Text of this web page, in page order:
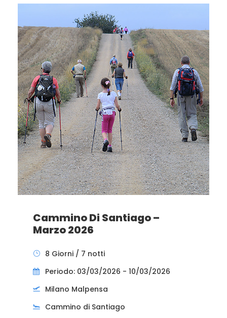
Cammino Di Santiago –
Marzo 2026
8 Giorni / 7 notti
Periodo: 03/03/2026 - 10/03/2026
Milano Malpensa
Cammino di Santiago